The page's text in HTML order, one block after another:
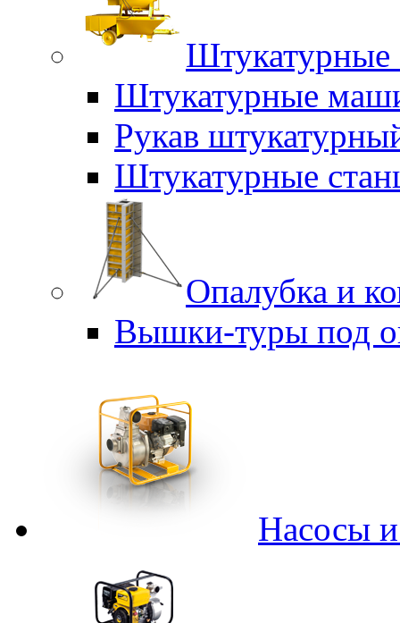
Штукатурные
Штукатурные
Рукав
Штукатурные
Опалубка и
Вышки-туры под
Насосы